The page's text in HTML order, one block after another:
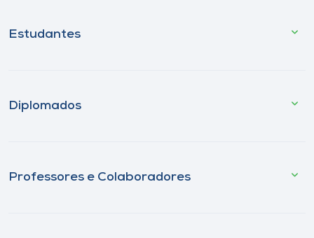
Estudantes
Diplomados
Professores e Colaboradores